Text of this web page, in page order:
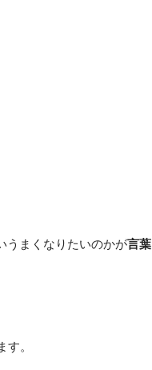
うまくなりたいのかが言葉
。